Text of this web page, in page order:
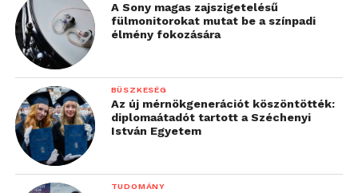
A Sony magas zajszigetelésű
fülmonitorokat mutat be a színpadi
élmény fokozására
BÜSZKESÉG
Az új mérnökgenerációt köszöntötték:
diplomaátadót tartott a Széchenyi
István Egyetem
TUDOMÁNY